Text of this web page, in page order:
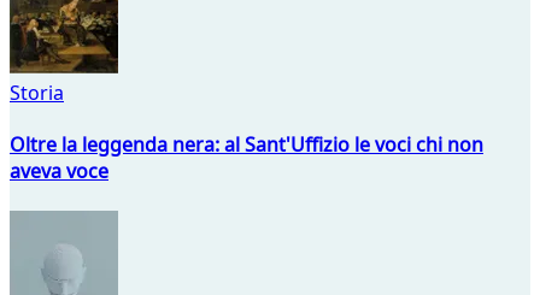
Storia
Oltre la leggenda nera: al Sant'Uffizio le voci chi non
aveva voce